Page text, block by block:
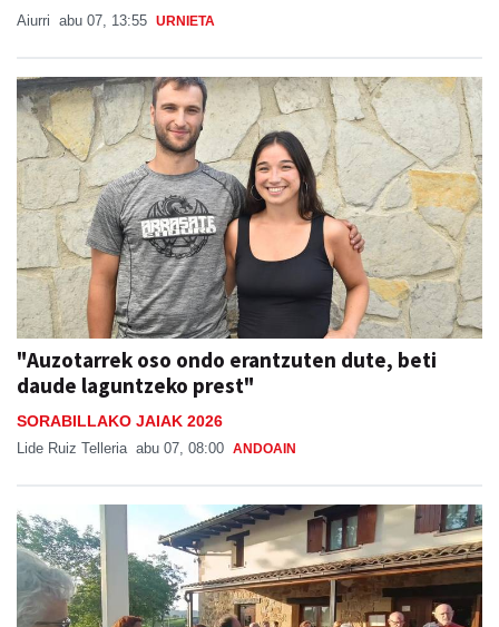
Aiurri abu 07, 13:55 URNIETA
"Auzotarrek oso ondo erantzuten dute, beti
daude laguntzeko prest"
SORABILLAKO JAIAK 2026
Lide Ruiz Telleria abu 07, 08:00 ANDOAIN